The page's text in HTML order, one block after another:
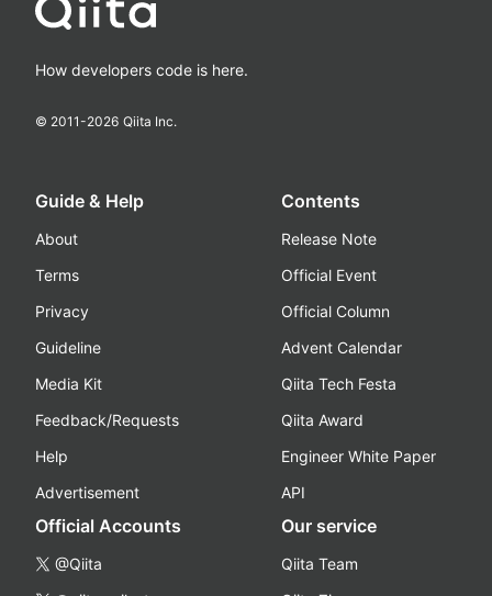
How developers code is here.
© 2011-2026 Qiita Inc.
Guide & Help
About
Terms
Privacy
Guideline
Media Kit
Feedback/Requests
Help
Advertisement
Contents
Release Note
Official Event
Official Column
Advent Calendar
Qiita Tech Festa
Qiita Award
Engineer White Paper
API
Official Accounts
@Qiita
Our service
Qiita Team